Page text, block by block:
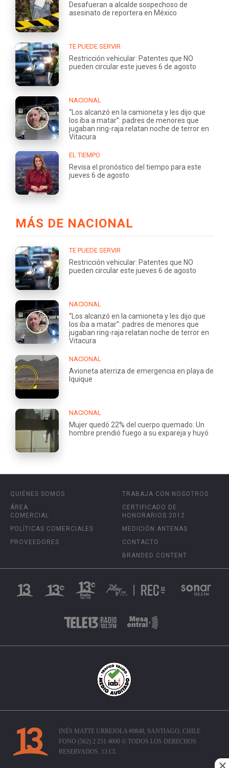
Desafueran a alcalde sospechoso de
asesinato de reportera en México
TE PUEDE SERVIR
Restricción vehicular: Patentes que NO
pueden circular este jueves 6 de agosto
NACIONAL
“Los alcanzó en la camioneta y les dijo que
los iba a matar”: padres de menores que
jugaban ring-raja relatan noche de terror en
Vitacura
EL TIEMPO
Revisa el pronóstico del tiempo para este
jueves 6 de agosto
MÁS DE NACIONAL
TE PUEDE SERVIR
Restricción vehicular: Patentes que NO
pueden circular este jueves 6 de agosto
NACIONAL
“Los alcanzó en la camioneta y les dijo que
los iba a matar”: padres de menores que
jugaban ring-raja relatan noche de terror en
Vitacura
NACIONAL
Avioneta aterriza de emergencia en playa de
Iquique
NACIONAL
Mujer quedó 22% del cuerpo quemado: Un
hombre prendió fuego a su expareja y huyó
QUIÉNES SOMOS
ÁREA
COMERCIAL
POLÍTICAS COMERCIALES
PROVEEDORES
TRABAJA CON NOSOTROS
CERTIFICADO DE
HONORARIOS 2012
MEDICIÓN ANTENAS
CONTACTO
BRANDED CONTENT
INÉS MATTE URREJOLA #0848, SANTIAGO, CHILE
FONO (562) 2 251 4000 © TODOS LOS DERECHOS
RESERVADOS. 13.CL